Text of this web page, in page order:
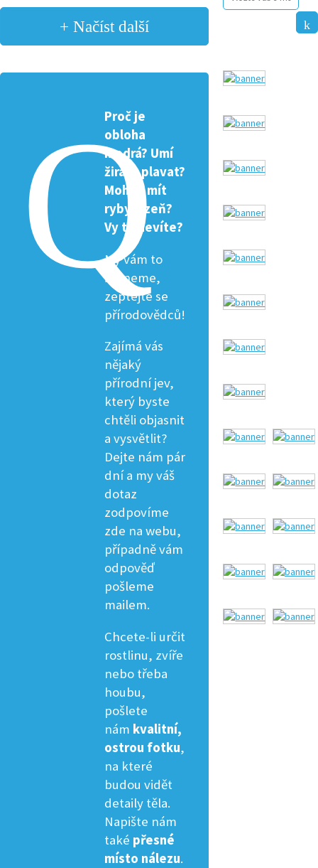
+ Načíst další
Proč je
obloha
modrá? Umí
žirafa plavat?
Mohou mít
ryby žízeň?
Vy to nevíte?
My vám to
řekneme,
zeptejte se
přírodovědců!
Zajímá vás
nějaký
přírodní jev,
který byste
chtěli objasnit
a vysvětlit?
Dejte nám pár
dní a my váš
dotaz
zodpovíme
zde na webu,
případně vám
odpověď
pošleme
mailem.
Chcete-li určit
rostlinu, zvíře
nebo třeba
houbu,
pošlete
nám kvalitní,
ostrou fotku,
na které
budou vidět
detaily těla.
Napište nám
také přesné
místo nálezu.